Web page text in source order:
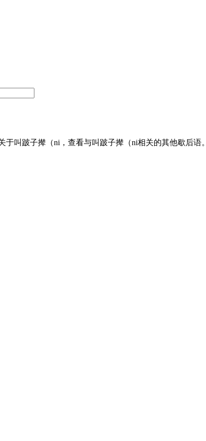
叫跛子撵（ni，查看与叫跛子撵（ni相关的其他歇后语。